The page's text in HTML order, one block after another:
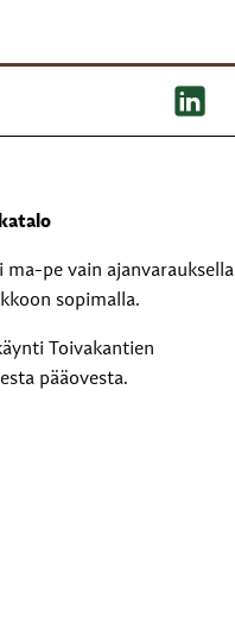
ma-pe vain ajanvarauksella
sopimalla.
Toivakantien
pääovesta.